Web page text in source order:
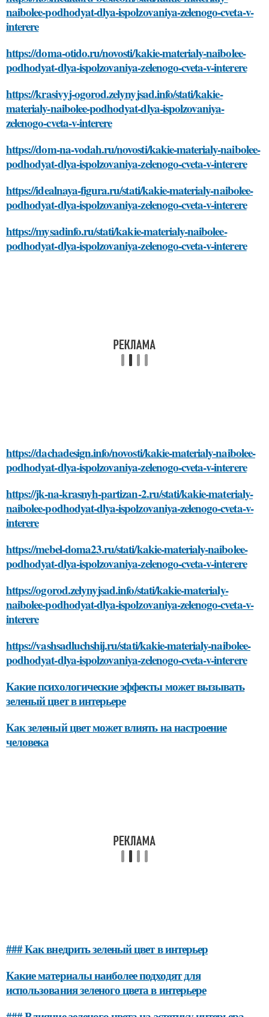
naibolee-podhodyat-dlya-ispolzovaniya-zelenogo-cveta-v-
interere
https://doma-otido.ru/novosti/kakie-materialy-naibolee-
podhodyat-dlya-ispolzovaniya-zelenogo-cveta-v-interere
https://krasivyj-ogorod.zelynyjsad.info/stati/kakie-
materialy-naibolee-podhodyat-dlya-ispolzovaniya-
zelenogo-cveta-v-interere
https://dom-na-vodah.ru/novosti/kakie-materialy-naibolee-
podhodyat-dlya-ispolzovaniya-zelenogo-cveta-v-interere
https://idealnaya-figura.ru/stati/kakie-materialy-naibolee-
podhodyat-dlya-ispolzovaniya-zelenogo-cveta-v-interere
https://mysadinfo.ru/stati/kakie-materialy-naibolee-
podhodyat-dlya-ispolzovaniya-zelenogo-cveta-v-interere
https://dachadesign.info/novosti/kakie-materialy-naibolee-
podhodyat-dlya-ispolzovaniya-zelenogo-cveta-v-interere
https://jk-na-krasnyh-partizan-2.ru/stati/kakie-materialy-
naibolee-podhodyat-dlya-ispolzovaniya-zelenogo-cveta-v-
interere
https://mebel-doma23.ru/stati/kakie-materialy-naibolee-
podhodyat-dlya-ispolzovaniya-zelenogo-cveta-v-interere
https://ogorod.zelynyjsad.info/stati/kakie-materialy-
naibolee-podhodyat-dlya-ispolzovaniya-zelenogo-cveta-v-
interere
https://vashsadluchshij.ru/stati/kakie-materialy-naibolee-
podhodyat-dlya-ispolzovaniya-zelenogo-cveta-v-interere
Какие психологические эффекты может вызывать
зеленый цвет в интерьере
Как зеленый цвет может влиять на настроение
человека
### Как внедрить зеленый цвет в интерьер
Какие материалы наиболее подходят для
использования зеленого цвета в интерьере